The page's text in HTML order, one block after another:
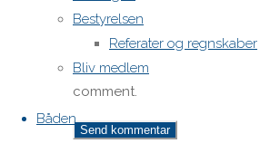
Bestyrelsen
Referater og regnskaber
Bliv medlem
Båden
for next
time I
post a
comment.